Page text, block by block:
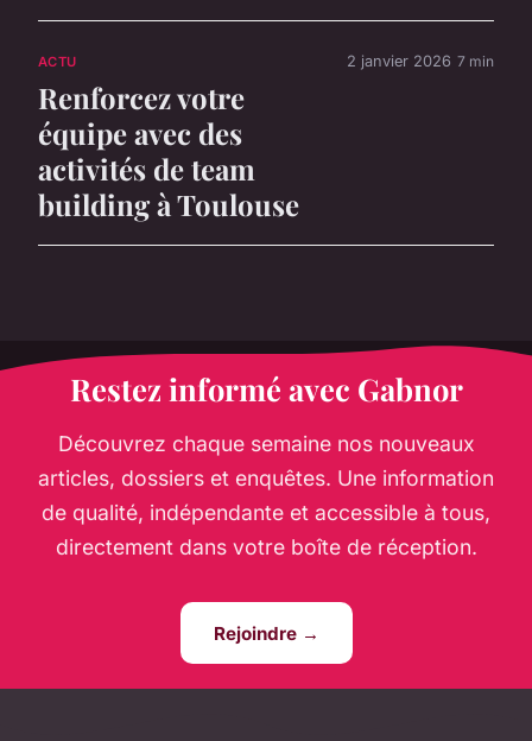
ACTU
Renforcez votre
équipe avec des
activités de team
building à Toulouse
2 janvier 2026 7 min
Restez informé avec Gabnor
Découvrez chaque semaine nos nouveaux
articles, dossiers et enquêtes. Une information
de qualité, indépendante et accessible à tous,
directement dans votre boîte de réception.
Rejoindre →